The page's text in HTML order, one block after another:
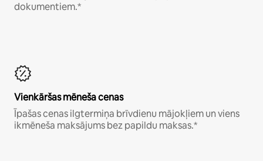
dokumentiem.*
Vienkāršas mēneša cenas
Īpašas cenas ilgtermiņa brīvdienu mājokļiem un viens
ikmēneša maksājums bez papildu maksas.*